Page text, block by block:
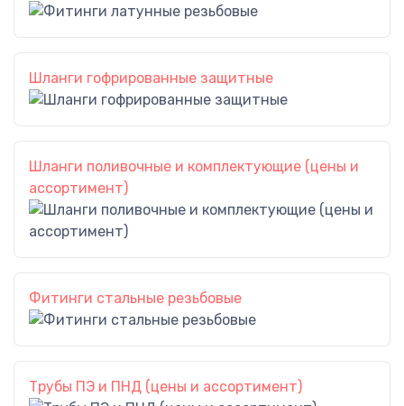
Шланги гофрированные защитные
Шланги поливочные и комплектующие (цены и
ассортимент)
Фитинги стальные резьбовые
Трубы ПЭ и ПНД (цены и ассортимент)